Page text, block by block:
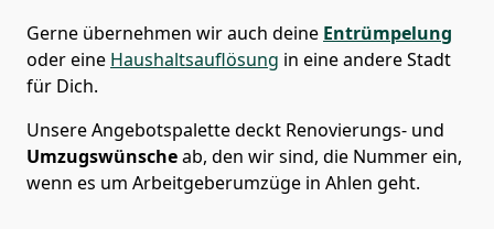
Gerne übernehmen wir auch deine Entrümpelung
oder eine Haushaltsauflösung in eine andere Stadt
für Dich.
Unsere Angebotspalette deckt Renovierungs- und
Umzugswünscheab, den wir sind, die Nummer ein,
wenn es um Arbeitgeberumzüge in Ahlen geht.